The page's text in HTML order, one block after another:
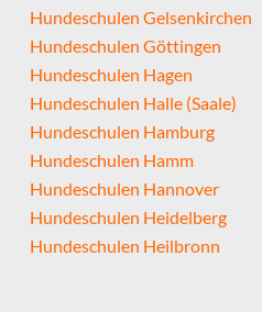
Hundeschulen Gelsenkirchen
Hundeschulen Göttingen
Hundeschulen Hagen
Hundeschulen Halle (Saale)
Hundeschulen Hamburg
Hundeschulen Hamm
Hundeschulen Hannover
Hundeschulen Heidelberg
Hundeschulen Heilbronn